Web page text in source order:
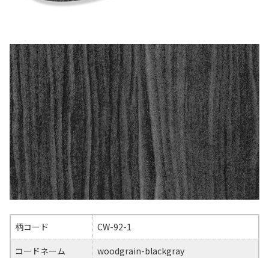
柄コード
CW-92-1
コードネーム
woodgrain-blackgray